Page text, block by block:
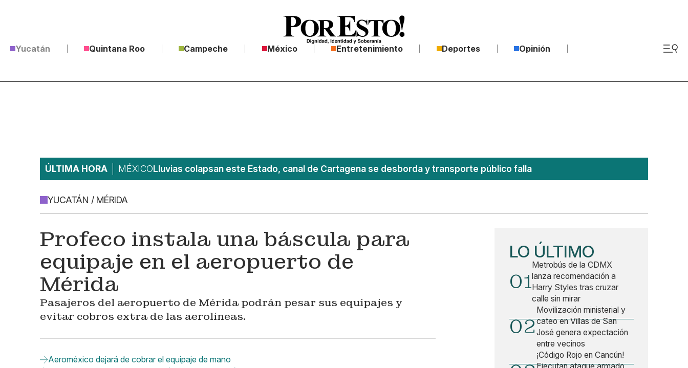
Yucatán Quintana Roo Campeche México Entretenimiento Deportes Opinión
ÚLTIMA HORA MÉXICOLluvias colapsan este Estado, canal de Cartagena se desborda y transporte público falla
YUCATÁN / MÉRIDA
Profeco instala una báscula para
equipaje en el aeropuerto de
Mérida
Pasajeros del aeropuerto de Mérida podrán pesar sus equipajes y
evitar cobros extra de las aerolíneas.
Aeroméxico dejará de cobrar el equipaje de mano
LO ÚLTIMO
01
Metrobús de la CDMX
lanza recomendación a
Harry Styles tras cruzar
calle sin mirar
02
Movilización ministerial y
cateo en Villas de San
José genera expectación
entre vecinos
¡Código Rojo en Cancún!